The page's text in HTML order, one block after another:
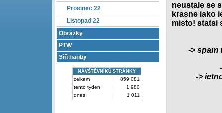
neustale se
krasne iako
misto! statsi
-> spam
->
Prosinec 22
Listopad 22
Obrázky
PTW
Síň hanby
NÁVŠTĚVNÍKŮ STRÁNKY
celkem
859 081
tento týden
1 980
dnes
1 011